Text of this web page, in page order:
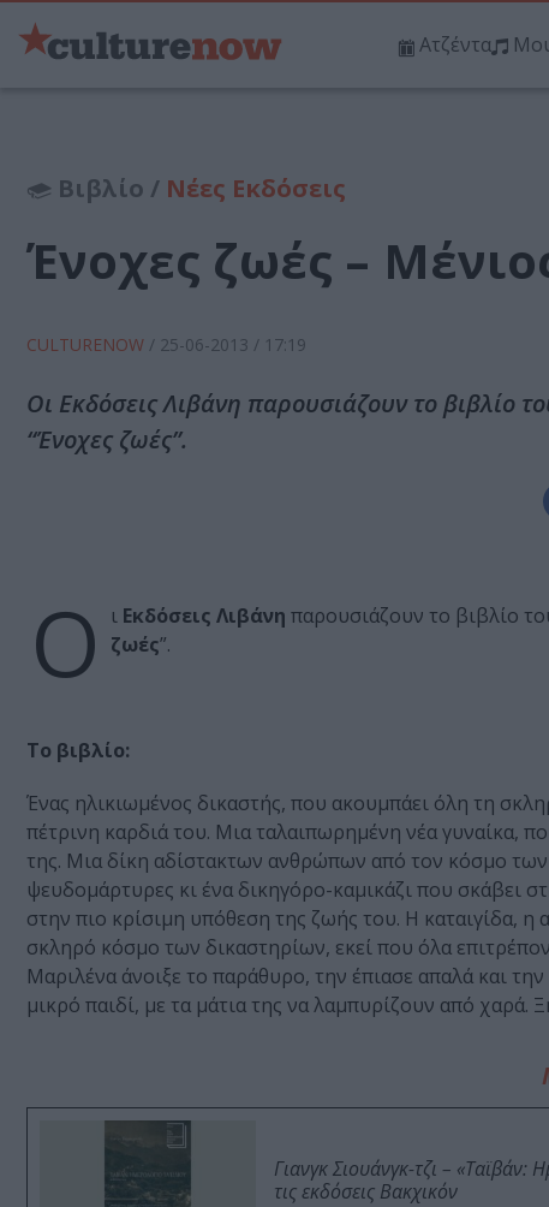
Ατζέντα
Βιβλίο / Νέες Εκδόσεις
Ένοχες ζωές –
CULTURENOW / 25-06-2013 / 17:19
Οι Εκδόσεις Λιβάνη παρουσιάζουν το βιβλίο
“Ένοχες ζωές”.
Ο ι Εκδόσεις Λιβάνη παρουσιάζουν το βιβλίο
ζωές”.
Το βιβλίο:
Ένας ηλικιωμένος δικαστής, που ακουμπάει όλη τη
πέτρινη καρδιά του. Μια ταλαιπωρημένη νέα γυναίκα,
της. Μια δίκη αδίστακτων ανθρώπων από τον κόσμο των
ψευδομάρτυρες κι ένα δικηγόρο-καμικάζι που σκάβει
στην πιο κρίσιμη υπόθεση της ζωής του. Η καταιγίδα,
σκληρό κόσμο των δικαστηρίων, εκεί που όλα
Μαριλένα άνοιξε το παράθυρο, την έπιασε απαλά και
μικρό παιδί, με τα μάτια της να λαμπυρίζουν από
Γιανγκ Σιουάνγκ-τζι –
τις εκδόσεις Βακχικόν